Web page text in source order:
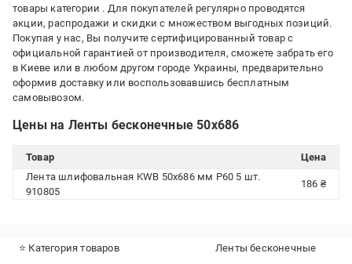
товары категории . Для покупателей регулярно проводятся
акции, распродажи и скидки с множеством выгодных позиций.
Покупая у нас, Вы получите сертифицированный товар с
официальной гарантией от производителя, сможете забрать его
в Киеве или в любом другом городе Украины, предварительно
оформив доставку или воспользовавшись бесплатным
самовывозом.
Цены на Ленты бесконечные 50х686
Товар
Цена
Лента шлифовальная KWB 50х686 мм P60 5 шт.
910805
186 ₴
⭐ Категория товаров Ленты бесконечные